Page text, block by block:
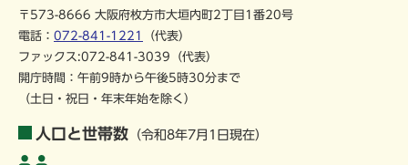
〒573-8666 大阪府枚方市大垣内町2丁目1番20号
電話： 072-841-1221
（代表）
ファックス:072-841-3039（代表）
開庁時間：午前9時から午後5時30分まで
（土日・祝日・年末年始を除く）
人口と世帯数 （令和8年7月1日現在）